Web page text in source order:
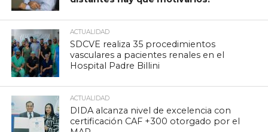
ACTUALIDAD
SDCVE realiza 35 procedimientos
vasculares a pacientes renales en el
Hospital Padre Billini
ACTUALIDAD
DIDA alcanza nivel de excelencia con
certificación CAF +300 otorgado por el